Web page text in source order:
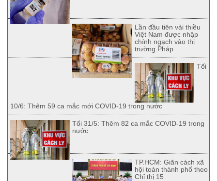
Lần đầu tiên vải thiều
Việt Nam được nhập
chính ngạch vào thị
trường Pháp
Tối
10/6: Thêm 59 ca mắc mới COVID-19 trong nước
Tối 31/5: Thêm 82 ca mắc COVID-19 trong
nước
TP.HCM: Giãn cách xã
hội toàn thành phố theo
Chỉ thị 15